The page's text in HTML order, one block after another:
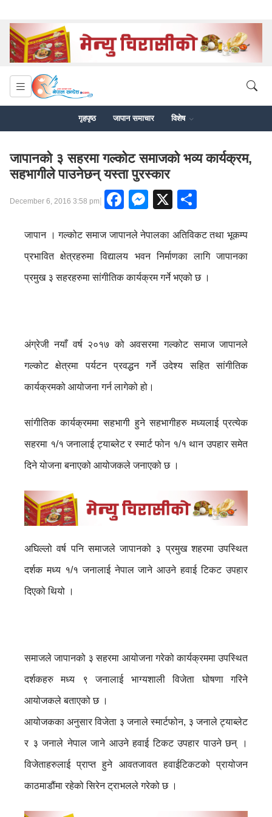
गृहपृष्ठ जापान समाचार विशेष
जापानको ३ सहरमा गल्कोट समाजको भव्य कार्यक्रम,
सहभागीले पाउनेछन् यस्ता पुरस्कार
December 6, 2016 3:58 pm| Facebook
Messenger
X
जापान । गल्कोट समाज जापानले नेपालका अतिविकट तथा भूकम्प
प्रभावित क्षेत्रहरुमा विद्यालय भवन निर्माणका लागि जापानका
प्रमुख ३ सहरहरुमा सांगीतिक कार्यक्रम गर्ने भएको छ ।
अंग्रेजी नयाँ वर्ष २०१७ को अवसरमा गल्कोट समाज जापानले
गल्कोट क्षेत्रमा पर्यटन प्रवद्धन गर्ने उदेश्य सहित सांगीतिक
कार्यक्रमको आयोजना गर्न लागेको हो।
सांगीतिक कार्यक्रममा सहभागी हुने सहभागीहरु मध्यलाई प्रत्येक
सहरमा १/१ जनालाई ट्याब्लेट र स्मार्ट फोन १/१ थान उपहार समेत
दिने योजना बनाएको आयोजकले जनाएको छ ।
अघिल्लो वर्ष पनि समाजले जापानको ३ प्रमुख शहरमा उपस्थित
दर्शक मध्य १/१ जनालाई नेपाल जाने आउने हवाई टिकट उपहार
दिएको थियो ।
समाजले जापानको ३ सहरमा आयोजना गरेको कार्यक्रममा उपस्थित
दर्शकहरु मध्य ९ जनालाई भाग्यशाली विजेता घोषणा गरिने
आयोजकले बताएको छ ।
आयोजकका अनुसार विजेता ३ जनाले स्मार्टफोन, ३ जनाले ट्याब्लेट
र ३ जनाले नेपाल जाने आउने हवाई टिकट उपहार पाउने छन् ।
विजेताहरुलाई प्राप्त हुने आवतजावत हवाईटिकटको प्रायोजन
काठमाडौंमा रहेको सिरेन ट्राभलले गरेको छ ।